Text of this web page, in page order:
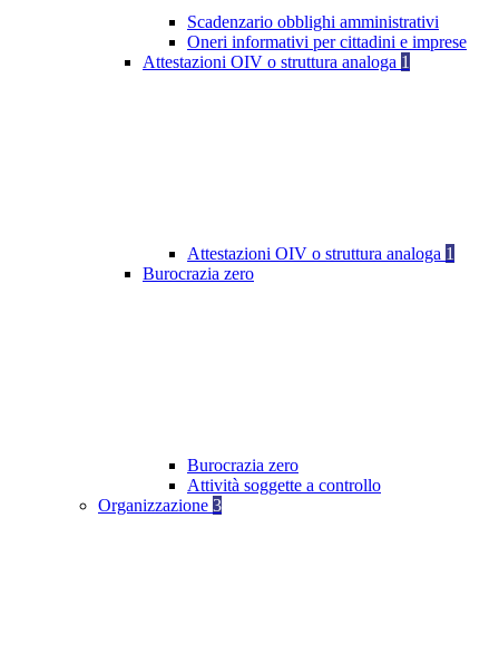
Scadenzario obblighi amministrativi
Oneri informativi per cittadini e imprese
Attestazioni OIV o struttura analoga 1
Attestazioni OIV o struttura analoga 1
Burocrazia zero
Burocrazia zero
Attività soggette a controllo
Organizzazione 3